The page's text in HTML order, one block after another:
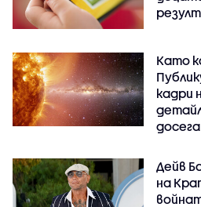
Като
кадри
Дейв
на